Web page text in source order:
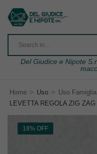
Del Giudice e Nipote
Home > Uso > Uso Famiglia
LEVETTA REGOLA ZIG
18% OFF